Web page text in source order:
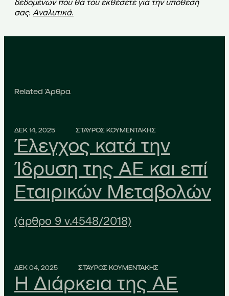
δεδομένων που θα του εκθέσετε για την υπόθεσή
σας. Αναλυτικά.
Related Άρθρα
ΔΕΚ 14, 2025 ΣΤΑΥΡΟΣ ΚΟΥΜΕΝΤΑΚΗΣ
Έλεγχος κατά την
Ίδρυση της ΑΕ και επί
Εταιρικών Μεταβολών
(άρθρο 9 ν.4548/2018)
ΔΕΚ 04, 2025 ΣΤΑΥΡΟΣ ΚΟΥΜΕΝΤΑΚΗΣ
Η Διάρκεια της ΑΕ